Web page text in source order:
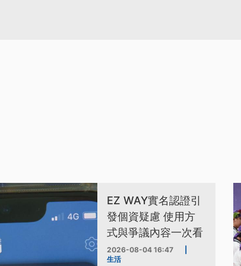
EZ WAY實名認證引
發個資疑慮 使用方
式與爭議內容一次看
2026-08-04 16:47
生活